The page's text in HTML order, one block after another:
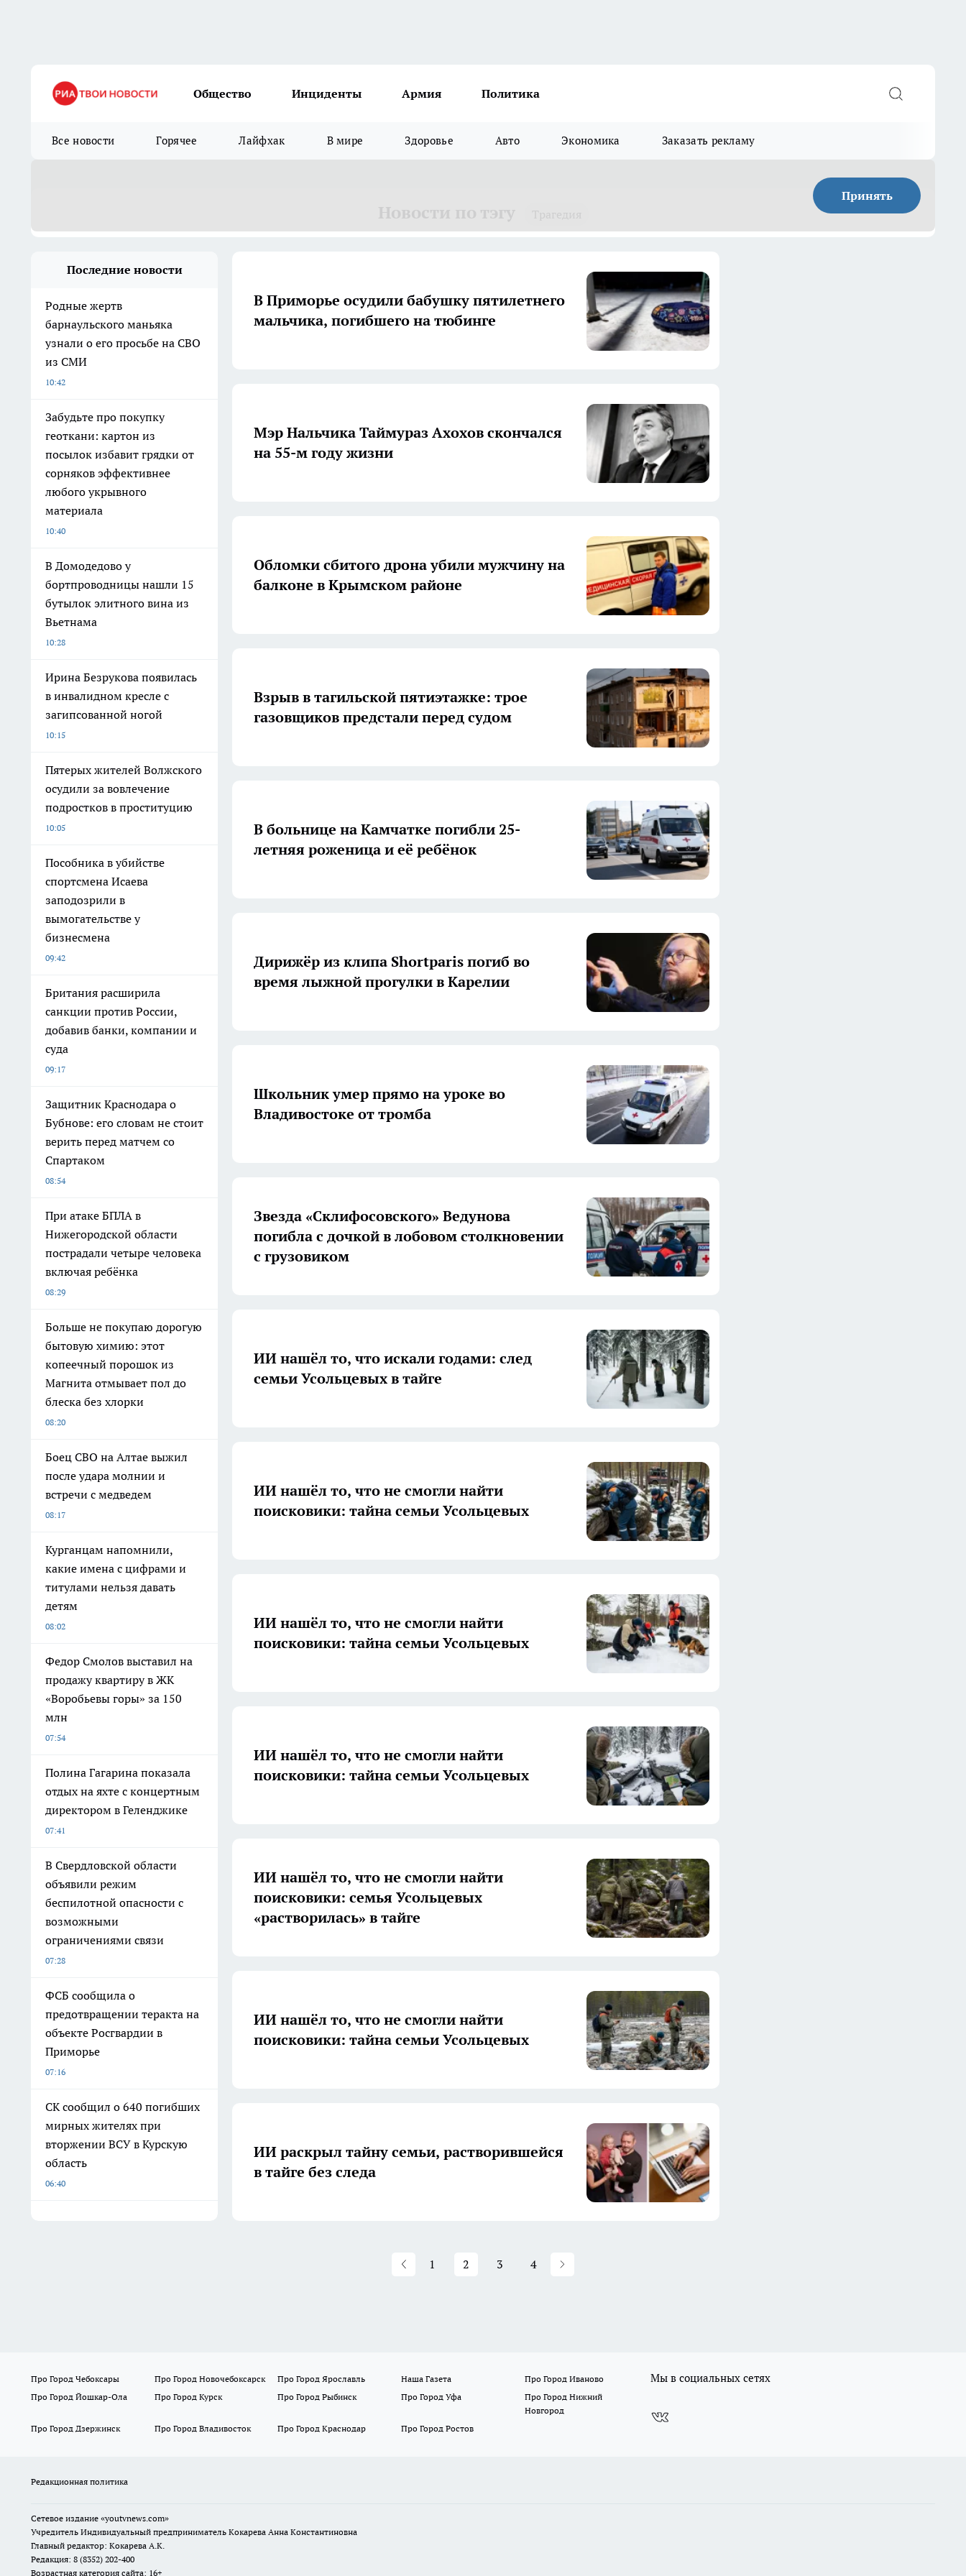
Общество Инциденты Армия Политика
Все новости Горячее Лайфхак В мире Здоровье Авто Экономика Заказать рекламу
Принять
Последние новости
Родные жертв
барнаульского маньяка
узнали о его просьбе на СВО
из СМИ
10:42
Забудьте про покупку
геоткани: картон из
посылок избавит грядки от
сорняков эффективнее
любого укрывного
материала
10:40
В Домодедово у
бортпроводницы нашли 15
бутылок элитного вина из
Вьетнама
10:28
Ирина Безрукова появилась
в инвалидном кресле с
загипсованной ногой
10:15
Пятерых жителей Волжского
осудили за вовлечение
подростков в проституцию
10:05
Пособника в убийстве
спортсмена Исаева
заподозрили в
вымогательстве у
бизнесмена
09:42
Британия расширила
санкции против России,
добавив банки, компании и
суда
09:17
Защитник Краснодара о
Бубнове: его словам не стоит
верить перед матчем со
Спартаком
08:54
При атаке БПЛА в
Нижегородской области
пострадали четыре человека
включая ребёнка
08:29
Больше не покупаю дорогую
бытовую химию: этот
копеечный порошок из
Магнита отмывает пол до
блеска без хлорки
08:20
Боец СВО на Алтае выжил
после удара молнии и
встречи с медведем
08:17
Курганцам напомнили,
какие имена с цифрами и
титулами нельзя давать
детям
08:02
Федор Смолов выставил на
продажу квартиру в ЖК
«Воробьевы горы» за 150
млн
07:54
Полина Гагарина показала
отдых на яхте с концертным
директором в Геленджике
07:41
В Свердловской области
объявили режим
беспилотной опасности с
возможными
ограничениями связи
07:28
ФСБ сообщила о
предотвращении теракта на
объекте Росгвардии в
Приморье
07:16
СК сообщил о 640 погибших
мирных жителях при
вторжении ВСУ в Курскую
область
06:40
В Приморье осудили бабушку пятилетнего
мальчика, погибшего на тюбинге
Мэр Нальчика Таймураз Ахохов скончался
на 55-м году жизни
Обломки сбитого дрона убили мужчину на
балконе в Крымском районе
Взрыв в тагильской пятиэтажке: трое
газовщиков предстали перед судом
В больнице на Камчатке погибли 25-
летняя роженица и её ребёнок
Дирижёр из клипа Shortparis погиб во
время лыжной прогулки в Карелии
Школьник умер прямо на уроке во
Владивостоке от тромба
Звезда «Склифосовского» Ведунова
погибла с дочкой в лобовом столкновении
с грузовиком
ИИ нашёл то, что искали годами: след
семьи Усольцевых в тайге
ИИ нашёл то, что не смогли найти
поисковики: тайна семьи Усольцевых
ИИ нашёл то, что не смогли найти
поисковики: тайна семьи Усольцевых
ИИ нашёл то, что не смогли найти
поисковики: тайна семьи Усольцевых
ИИ нашёл то, что не смогли найти
поисковики: семья Усольцевых
«растворилась» в тайге
ИИ нашёл то, что не смогли найти
поисковики: тайна семьи Усольцевых
ИИ раскрыл тайну семьи, растворившейся
в тайге без следа
1 2 3 4
Про Город Чебоксары Про Город Новочебоксарск Про Город Ярославль Наша Газета
Про Город Иваново
Про Город Йошкар-Ола
Про Город Курск Про Город Рыбинск Про Город Уфа
Про Город Нижний
Новгород
Про Город Дзержинск
Про Город Владивосток Про Город Краснодар Про Город Ростов
Мы в социальных сетях
Редакционная политика
Сетевое издание «youtvnews.com»
Учредитель Индивидуальный предприниматель Кокарева Анна Константиновна
Главный редактор: Кокарева А.К.
Редакция: 8 (8352) 202-400
Возрастная категория сайта: 16+